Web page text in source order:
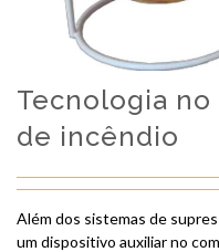
Tecnologia
de incêndio
Além dos sistemas de
um dispositivo auxiliar no